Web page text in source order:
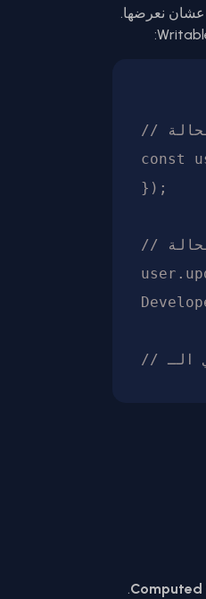
عشان نعرضها.
// تعريف الحالة
const
});
// تحديث الحالة
Computed
.